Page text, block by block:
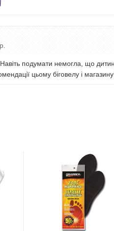
подумати немогла, що
цьому біговелу і